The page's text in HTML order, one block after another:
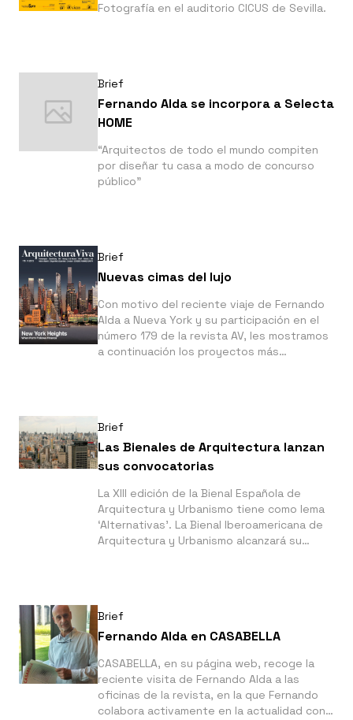
Fotografía en el auditorio CICUS de Sevilla.
Brief
Fernando Alda se incorpora a Selecta
HOME
“Arquitectos de todo el mundo compiten
por diseñar tu casa a modo de concurso
público”
Brief
Nuevas cimas del lujo
Con motivo del reciente viaje de Fernando
Alda a Nueva York y su participación en el
número 179 de la revista AV, les mostramos
a continuación los proyectos más
Brief
Las Bienales de Arquitectura lanzan
sus convocatorias
La XIII edición de la Bienal Española de
Arquitectura y Urbanismo tiene como lema
‘Alternativas’. La Bienal Iberoamericana de
Arquitectura y Urbanismo alcanzará su
Brief
Fernando Alda en CASABELLA
CASABELLA, en su página web, recoge la
reciente visita de Fernando Alda a las
oficinas de la revista, en la que Fernando
colabora activamente en la actualidad con